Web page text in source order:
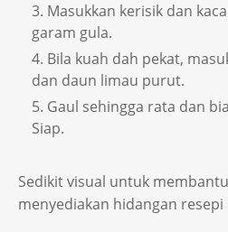
Masukkan kerisik dan
garam gula.
Bila kuah dah pekat,
dan daun limau purut.
Gaul sehingga rata dan
Siap.
Sedikit visual untuk
menyediakan hidangan resepi